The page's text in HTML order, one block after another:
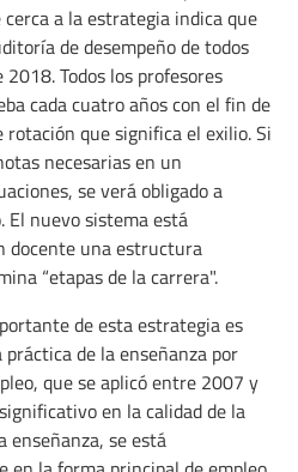
a la estrategia indica que
de desempeño de todos
Todos los profesores
cada cuatro años con el fin de
que significa el exilio. Si
necesarias en un
se verá obligado a
El nuevo sistema está
docente una estructura
“etapas de la carrera".
de esta estrategia es
de la enseñanza por
que se aplicó entre 2007 y
en la calidad de la
enseñanza, se está